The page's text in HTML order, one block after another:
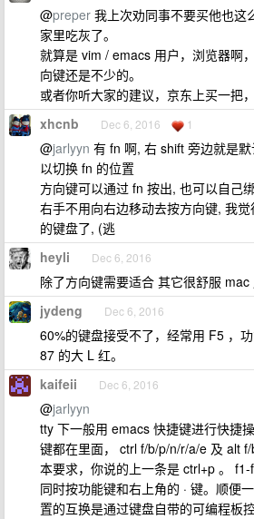
@preper 我上次劝同事不要买他也这
家里吃灰了。
就算是 vim / emacs 用户，浏览器啊
向键还是不少的。
或者你听大家的建议，京东上买一把
xhcnb Dec 6, 2016 1
@jarlyyn 有 fn 啊, 右 shift 旁边就是
以切换 fn 的位置
方向键可以通过 fn 按出, 也可以自己
右手不用向右边移动去按方向键, 我
的键盘了, (逃
heyli Dec 6, 2016
除了方向键需要适合 其它很舒服 mac
jydeng Dec 6, 2016
60%的键盘接受不了，经常用 F5 ，
87 的大 L 红。
kaifeii Dec 6, 2016
@jarlyyn
tty 下一般用 emacs 快捷键进行快捷
键都在里面， ctrl f/b/p/n/r/a/e 及 alt
本要求，你说的上一条是 ctrl+p 。
同时按功能键和右上角的 · 键。顺便
置的互换是通过键盘自带的可编程板控